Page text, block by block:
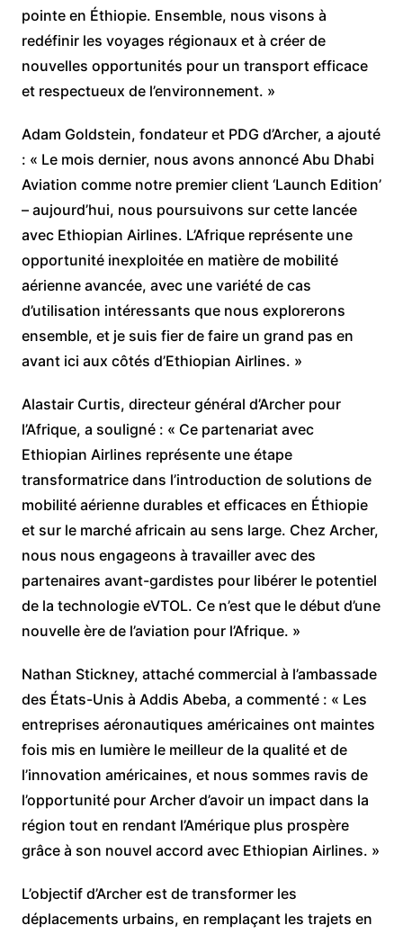
pointe en Éthiopie. Ensemble, nous visons à
redéfinir les voyages régionaux et à créer de
nouvelles opportunités pour un transport efficace
et respectueux de l’environnement. »
Adam Goldstein, fondateur et PDG d’Archer, a ajouté
: « Le mois dernier, nous avons annoncé Abu Dhabi
Aviation comme notre premier client ‘Launch Edition’
– aujourd’hui, nous poursuivons sur cette lancée
avec Ethiopian Airlines. L’Afrique représente une
opportunité inexploitée en matière de mobilité
aérienne avancée, avec une variété de cas
d’utilisation intéressants que nous explorerons
ensemble, et je suis fier de faire un grand pas en
avant ici aux côtés d’Ethiopian Airlines. »
Alastair Curtis, directeur général d’Archer pour
l’Afrique, a souligné : « Ce partenariat avec
Ethiopian Airlines représente une étape
transformatrice dans l’introduction de solutions de
mobilité aérienne durables et efficaces en Éthiopie
et sur le marché africain au sens large. Chez Archer,
nous nous engageons à travailler avec des
partenaires avant-gardistes pour libérer le potentiel
de la technologie eVTOL. Ce n’est que le début d’une
nouvelle ère de l’aviation pour l’Afrique. »
Nathan Stickney, attaché commercial à l’ambassade
des États-Unis à Addis Abeba, a commenté : « Les
entreprises aéronautiques américaines ont maintes
fois mis en lumière le meilleur de la qualité et de
l’innovation américaines, et nous sommes ravis de
l’opportunité pour Archer d’avoir un impact dans la
région tout en rendant l’Amérique plus prospère
grâce à son nouvel accord avec Ethiopian Airlines. »
L’objectif d’Archer est de transformer les
déplacements urbains, en remplaçant les trajets en